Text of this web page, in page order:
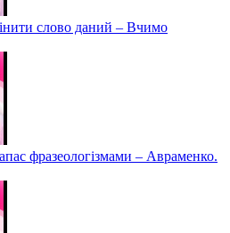
слово даний – Вчимо
фразеологізмами – Авраменко.